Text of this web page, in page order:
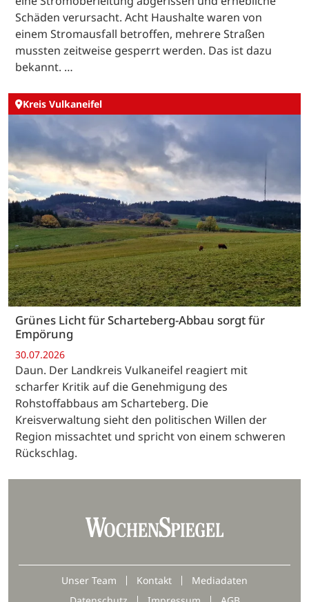
Schäden verursacht. Acht Haushalte waren von
einem Stromausfall betroffen, mehrere Straßen
mussten zeitweise gesperrt werden. Das ist dazu
bekannt. …
Kreis Vulkaneifel
Grünes Licht für Scharteberg-Abbau sorgt für
Empörung
30.07.2026
Daun. Der Landkreis Vulkaneifel reagiert mit
scharfer Kritik auf die Genehmigung des
Rohstoffabbaus am Scharteberg. Die
Kreisverwaltung sieht den politischen Willen der
Region missachtet und spricht von einem schweren
Rückschlag.
Unser Team Kontakt
Mediadaten